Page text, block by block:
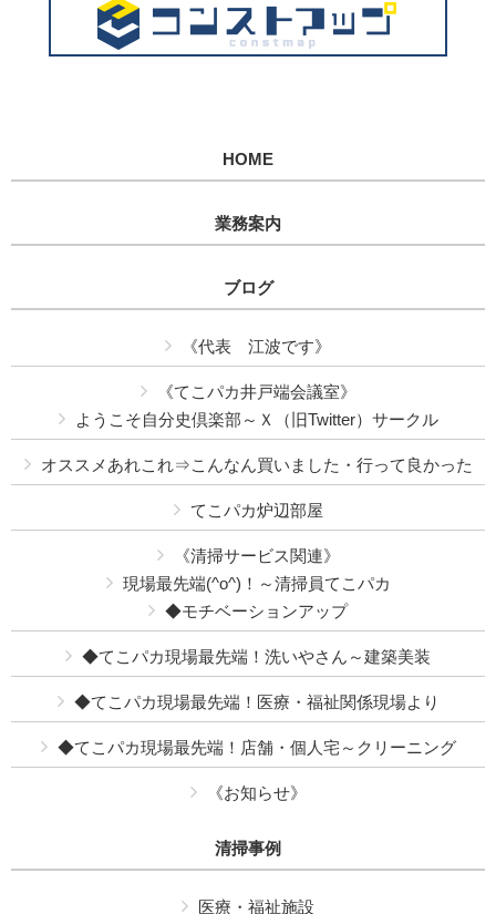
HOME
業務案内
ブログ
《代表 江波です》
《てこパカ井戸端会議室》
ようこそ自分史倶楽部～Ｘ（旧Twitter）サークル
オススメあれこれ⇒こんなん買いました・行って良かった
てこパカ炉辺部屋
《清掃サービス関連》
現場最先端(^o^)！～清掃員てこパカ
◆モチベーションアップ
◆てこパカ現場最先端！洗いやさん～建築美装
◆てこパカ現場最先端！医療・福祉関係現場より
◆てこパカ現場最先端！店舗・個人宅～クリーニング
《お知らせ》
清掃事例
医療・福祉施設